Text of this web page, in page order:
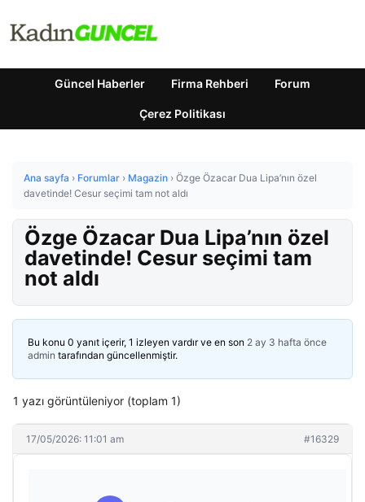
Güncel Haberler Firma Rehberi Forum
Çerez Politikası
Ana sayfa › Forumlar › Magazin › Özge Özacar Dua Lipa’nın özel
davetinde! Cesur seçimi tam not aldı
Özge Özacar Dua Lipa’nın özel
davetinde! Cesur seçimi tam
not aldı
Bu konu 0 yanıt içerir, 1 izleyen vardır ve en son 2 ay 3 hafta önce
admin tarafından güncellenmiştir.
1 yazı görüntüleniyor (toplam 1)
17/05/2026: 11:01 am #16329